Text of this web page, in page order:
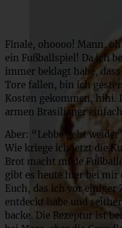
Finale, ohoooo! Mann,
ein Fußballspiel! Da ich
immer beklagt habe,
Tore fallen, bin ich
Kosten gekommen, hihi.
armen Brasilianer
Aber: “Lebbe geht
Wie kriege ich jetzt die
Brot macht müde
gibt es heute hier bei mir
Euch, das ich vor einiger
entdeckt habe und
backe. Die Rezeptur ist